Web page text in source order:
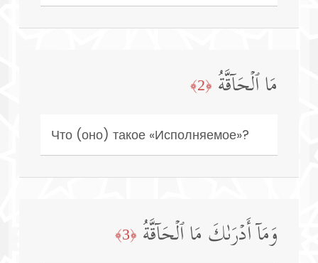
مَا ٱلۡحَاۤقَّةُ ﴿2﴾
Что (оно) такое «Исполняемое»?
وَمَاۤ أَدۡرَىٰكَ مَا ٱلۡحَاۤقَّةُ ﴿3﴾